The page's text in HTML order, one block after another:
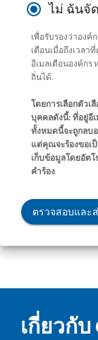
ไม่ ฉันจั
เพื่อรับรองว่าองค์
เตือนเมื่อถึงเวล
อีเมลเตือนองค์กร
ถิ่นได้.
โดยการเลือกตัวเ
บุคคลดังนี้: ที่อยู่อี
ทั้งหมดนี้จะถูกลบอ
แต่คุณจะร้องขอเ
เก็บข้อมูลโดยอัตโ
คำร้อง
ตรวจสอบและ
เกี่ยวกั